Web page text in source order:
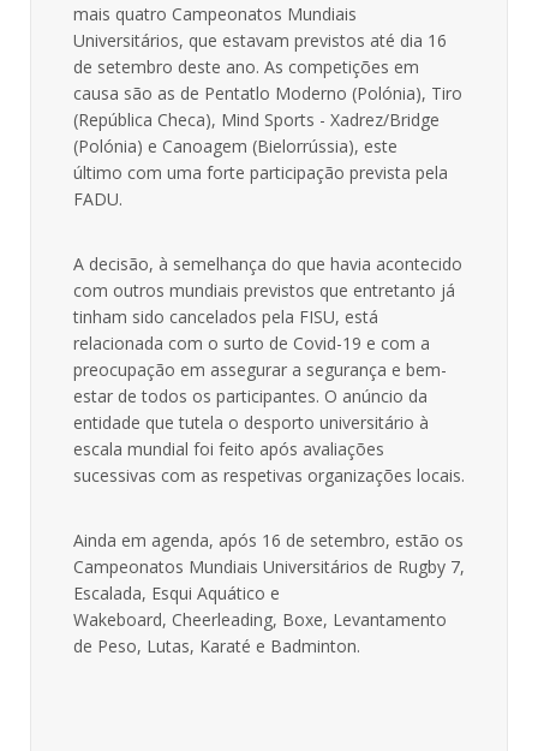
mais quatro Campeonatos Mundiais
Universitários, que estavam previstos até dia 16
de setembro deste ano. As competições em
causa são as de Pentatlo Moderno (Polónia), Tiro
(República Checa), Mind Sports - Xadrez/Bridge
(Polónia) e Canoagem (Bielorrússia), este
último com uma forte participação prevista pela
FADU.
A decisão, à semelhança do que havia acontecido
com outros mundiais previstos que entretanto já
tinham sido cancelados pela FISU, está
relacionada com o surto de Covid-19 e com a
preocupação em assegurar a segurança e bem-
estar de todos os participantes. O anúncio da
entidade que tutela o desporto universitário à
escala mundial foi feito após avaliações
sucessivas com as respetivas organizações locais.
Ainda em agenda, após 16 de setembro, estão os
Campeonatos Mundiais Universitários de Rugby 7,
Escalada, Esqui Aquático e
Wakeboard, Cheerleading, Boxe, Levantamento
de Peso, Lutas, Karaté e Badminton.